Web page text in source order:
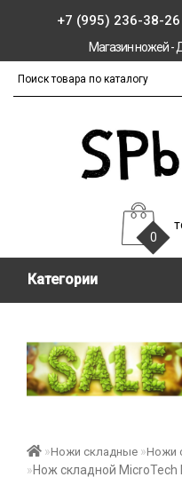
+7 (995) 236-38-26
Магазин ножей -
0
Категории
Ножи складные Ножи
Нож складной MicroTech